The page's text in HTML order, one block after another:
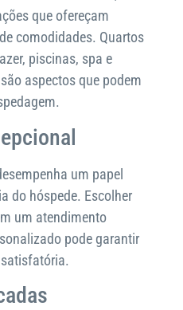
que ofereçam
comodidades. Quartos
piscinas, spa e
aspectos que podem
um papel
do hóspede. Escolher
um atendimento
pode garantir